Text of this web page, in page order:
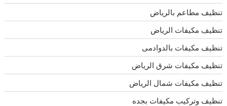
تنظيف مطاعم بالرياض
تنظيف مكيفات الرياض
تنظيف مكيفات بالدوادمى
تنظيف مكيفات شرق الرياض
تنظيف مكيفات شمال الرياض
تنظيف وتركيب مكيفات بجده